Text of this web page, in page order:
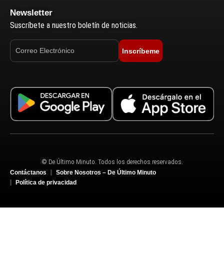
Newsletter
Suscríbete a nuestro boletín de noticias.
Inscríbeme
© De Último Minuto. Todos los derechos reservados.
Contáctanos
Sobre Nosotros – De Último Minuto
Política de privacidad